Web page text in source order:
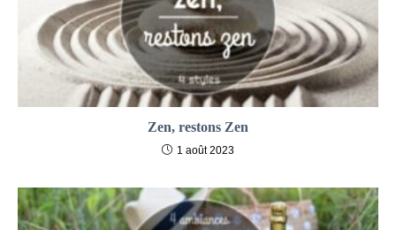
Zen, restons Zen
1 août 2023